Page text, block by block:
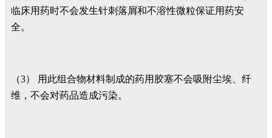
临床用药时不会发生针刺落屑和不溶性微粒保证用药安
全。
（3） 用此组合物材料制成的药用胶塞不会吸附尘埃、纤
维，不会对药品造成污染。